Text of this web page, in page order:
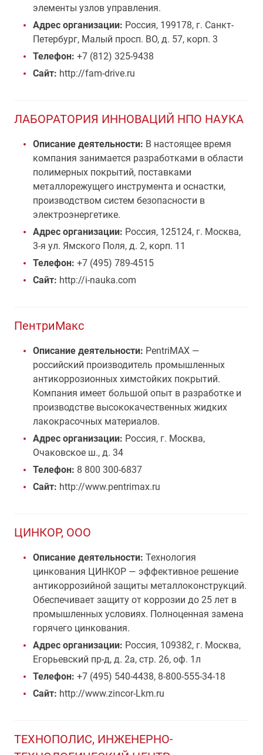
элементы узлов управления.
Адрес организации: Россия, 199178, г. Санкт-
Петербург, Малый просп. ВО, д. 57, корп. 3
Телефон: +7 (812) 325-9438
Сайт: http://fam-drive.ru
ЛАБОРАТОРИЯ ИННОВАЦИЙ НПО НАУКА
Описание деятельности: В настоящее время
компания занимается разработками в области
полимерных покрытий, поставками
металлорежущего инструмента и оснастки,
производством систем безопасности в
электроэнергетике.
Адрес организации: Россия, 125124, г. Москва,
3-я ул. Ямского Поля, д. 2, корп. 11
Телефон: +7 (495) 789-4515
Сайт: http://i-nauka.com
ПентриМакс
Описание деятельности: PentriMAX —
российский производитель промышленных
антикоррозионных химстойких покрытий.
Компания имеет большой опыт в разработке и
производстве высококачественных жидких
лакокрасочных материалов.
Адрес организации: Россия, г. Москва,
Очаковское ш., д. 34
Телефон: 8 800 300-6837
Сайт: http://www.pentrimax.ru
ЦИНКОР, ООО
Описание деятельности: Технология
цинкования ЦИНКОР — эффективное решение
антикоррозийной защиты металлоконструкций.
Обеспечивает защиту от коррозии до 25 лет в
промышленных условиях. Полноценная замена
горячего цинкования.
Адрес организации: Россия, 109382, г. Москва,
Егорьевский пр-д, д. 2а, стр. 26, оф. 1л
Телефон: +7 (495) 540-4438, 8-800-555-34-18
Сайт: http://www.zincor-Lkm.ru
ТЕХНОПОЛИС, ИНЖЕНЕРНО-